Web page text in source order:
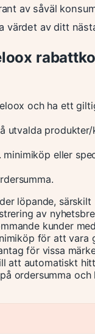
av såväl
värdet av ditt
och ha ett
utvalda
minimiköp eller
löpande,
av
kunder
för att vara
för vissa
att automatiskt
ordersumma och